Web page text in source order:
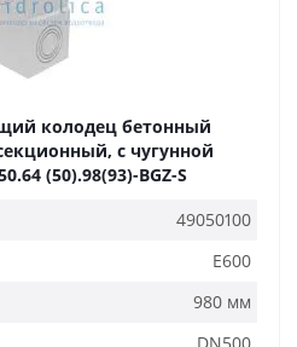
колодец бетонный
с чугунной
(50).98(93)-BGZ-S
49050100
E600
980 мм